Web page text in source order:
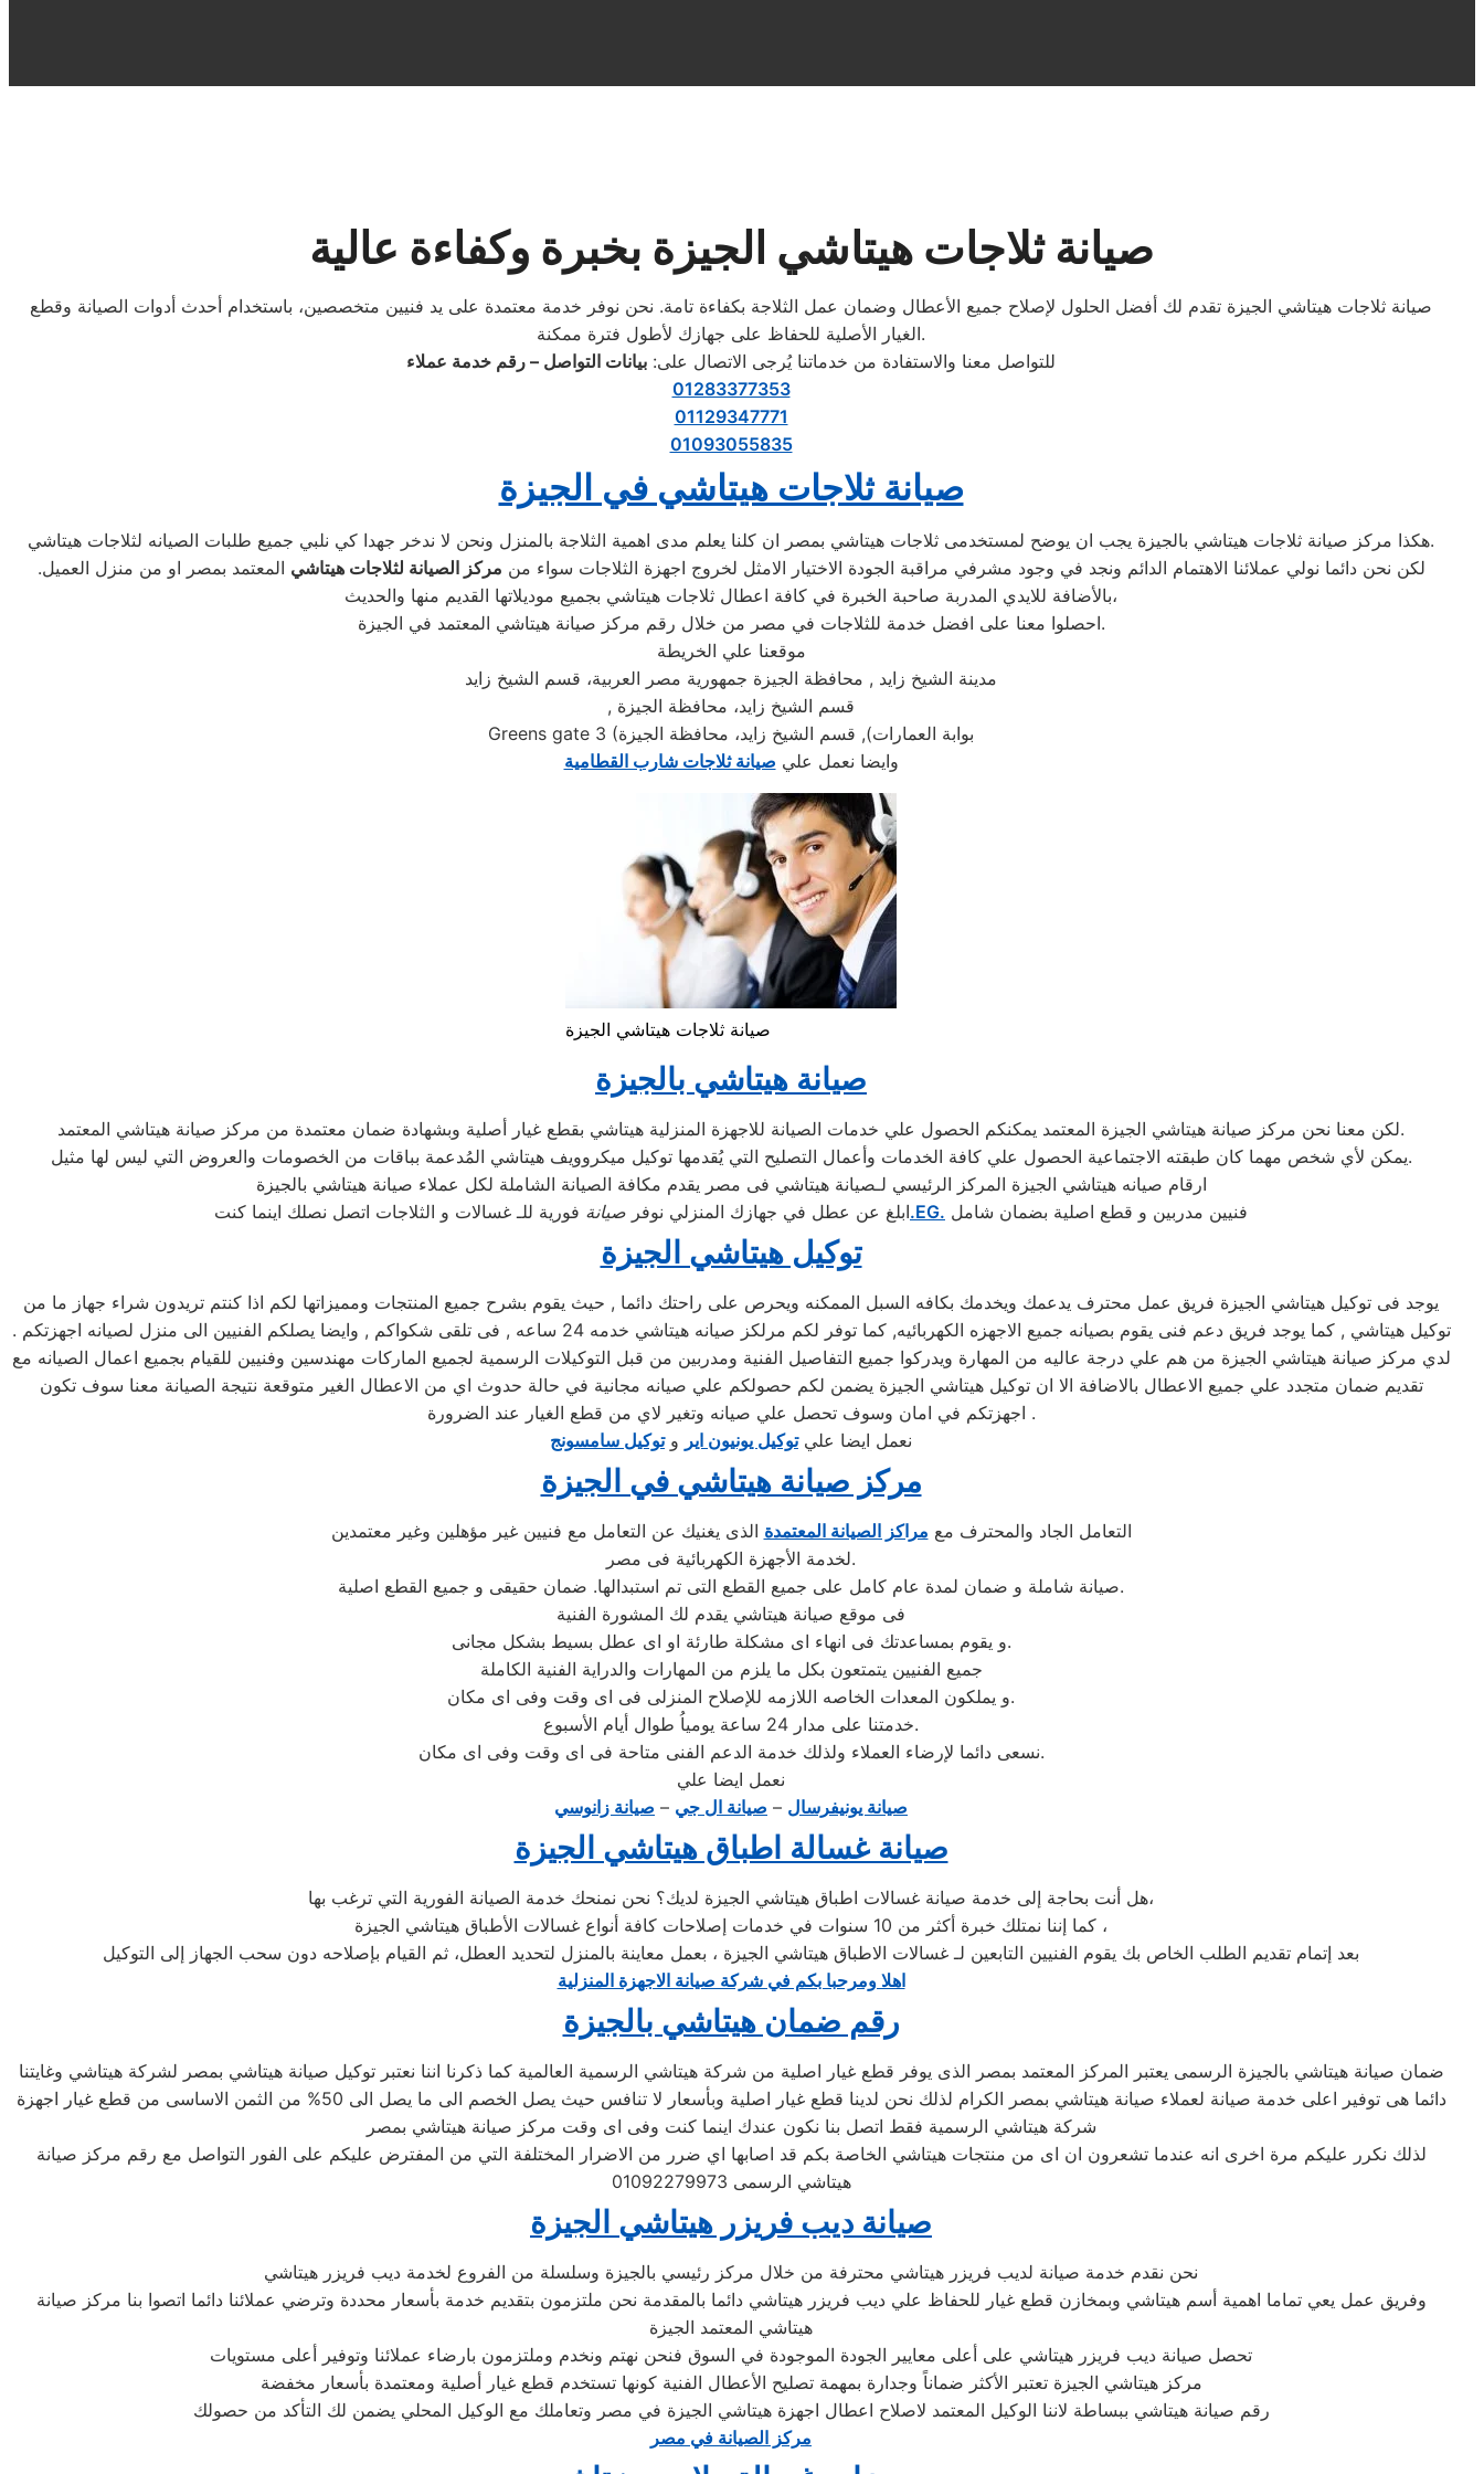
صيانة ثلاجات هيتاشي الجيزة بخبرة وكفاءة عالية
صيانة ثلاجات هيتاشي الجيزة تقدم لك أفضل الحلول لإصلاح جميع الأعطال وضمان عمل الثلاجة بكفاءة تامة. نحن نوفر خدمة معتمدة على يد فنيين متخصصين، باستخدام أحدث أدوات الصيانة وقطع
الغيار الأصلية للحفاظ على جهازك لأطول فترة ممكنة.
للتواصل معنا والاستفادة من خدماتنا يُرجى الاتصال على: بيانات التواصل – رقم خدمة عملاء
01283377353
01129347771
01093055835
صيانة ثلاجات هيتاشي في الجيزة
هكذا مركز صيانة ثلاجات هيتاشي بالجيزة يجب ان يوضح لمستخدمى ثلاجات هيتاشي بمصر ان كلنا يعلم مدى اهمية الثلاجة بالمنزل ونحن لا ندخر جهدا كي نلبي جميع طلبات الصيانه لثلاجات هيتاشي.
لكن نحن دائما نولي عملائنا الاهتمام الدائم ونجد في وجود مشرفي مراقبة الجودة الاختيار الامثل لخروج اجهزة الثلاجات سواء من مركز الصيانة لثلاجات هيتاشي المعتمد بمصر او من منزل العميل.
بالأضافة للايدي المدربة صاحبة الخبرة في كافة اعطال ثلاجات هيتاشي بجميع موديلاتها القديم منها والحديث،
احصلوا معنا على افضل خدمة للثلاجات في مصر من خلال رقم مركز صيانة هيتاشي المعتمد في الجيزة.
موقعنا علي الخريطة
مدينة الشيخ زايد , محافظة الجيزة جمهورية مصر العربية، قسم الشيخ زايد
, قسم الشيخ زايد، محافظة الجيزة
Greens gate 3 (بوابة العمارات), قسم الشيخ زايد، محافظة الجيزة
وايضا نعمل علي صيانة ثلاجات شارب القطامية
صيانة ثلاجات هيتاشي الجيزة
صيانة هيتاشي بالجيزة
لكن معنا نحن مركز صيانة هيتاشي الجيزة المعتمد يمكنكم الحصول علي خدمات الصيانة للاجهزة المنزلية هيتاشي بقطع غيار أصلية وبشهادة ضمان معتمدة من مركز صيانة هيتاشي المعتمد.
يمكن لأي شخص مهما كان طبقته الاجتماعية الحصول علي كافة الخدمات وأعمال التصليح التي يُقدمها توكيل ميكروويف هيتاشي المُدعمة بباقات من الخصومات والعروض التي ليس لها مثيل.
ارقام صيانه هيتاشي الجيزة المركز الرئيسي لـصيانة هيتاشي فى مصر يقدم مكافة الصيانة الشاملة لكل عملاء صيانة هيتاشي بالجيزة
ابلغ عن عطل في جهازك المنزلي نوفر صيانة فورية للـ غسالات و الثلاجات اتصل نصلك اينما كنت .EG. فنيين مدربين و قطع اصلية بضمان شامل
توكيل هيتاشي الجيزة
يوجد فى توكيل هيتاشي الجيزة فريق عمل محترف يدعمك ويخدمك بكافه السبل الممكنه ويحرص على راحتك دائما , حيث يقوم بشرح جميع المنتجات ومميزاتها لكم اذا كنتم تريدون شراء جهاز ما من
توكيل هيتاشي , كما يوجد فريق دعم فنى يقوم بصيانه جميع الاجهزه الكهربائيه, كما توفر لكم مرلكز صيانه هيتاشي خدمه 24 ساعه , فى تلقى شكواكم , وايضا يصلكم الفنيين الى منزل لصيانه اجهزتكم .
لدي مركز صيانة هيتاشي الجيزة من هم علي درجة عاليه من المهارة ويدركوا جميع التفاصيل الفنية ومدربين من قبل التوكيلات الرسمية لجميع الماركات مهندسين وفنيين للقيام بجميع اعمال الصيانه مع
تقديم ضمان متجدد علي جميع الاعطال بالاضافة الا ان توكيل هيتاشي الجيزة يضمن لكم حصولكم علي صيانه مجانية في حالة حدوث اي من الاعطال الغير متوقعة نتيجة الصيانة معنا سوف تكون
اجهزتكم في امان وسوف تحصل علي صيانه وتغير لاي من قطع الغيار عند الضرورة .
نعمل ايضا عليتوكيل يونيون اير وتوكيل سامسونج
مركز صيانة هيتاشي في الجيزة
التعامل الجاد والمحترف مع مراكز الصيانة المعتمدة الذى يغنيك عن التعامل مع فنيين غير مؤهلين وغير معتمدين
لخدمة الأجهزة الكهربائية فى مصر.
صيانة شاملة و ضمان لمدة عام كامل على جميع القطع التى تم استبدالها. ضمان حقيقى و جميع القطع اصلية.
فى موقع صيانة هيتاشي يقدم لك المشورة الفنية
و يقوم بمساعدتك فى انهاء اى مشكلة طارئة او اى عطل بسيط بشكل مجانى.
جميع الفنيين يتمتعون بكل ما يلزم من المهارات والدراية الفنية الكاملة
و يملكون المعدات الخاصه اللازمه للإصلاح المنزلى فى اى وقت وفى اى مكان.
خدمتنا على مدار 24 ساعة يومياُ طوال أيام الأسبوع.
نسعى دائما لإرضاء العملاء ولذلك خدمة الدعم الفنى متاحة فى اى وقت وفى اى مكان.
نعمل ايضا علي
صيانة يونيفرسال – صيانة ال جي – صيانة زانوسي
صيانة غسالة اطباق هيتاشي الجيزة
هل أنت بحاجة إلى خدمة صيانة غسالات اطباق هيتاشي الجيزة لديك؟ نحن نمنحك خدمة الصيانة الفورية التي ترغب بها،
كما إننا نمتلك خبرة أكثر من 10 سنوات في خدمات إصلاحات كافة أنواع غسالات الأطباق هيتاشي الجيزة ،
بعد إتمام تقديم الطلب الخاص بك يقوم الفنيين التابعين لـ غسالات الاطباق هيتاشي الجيزة ، بعمل معاينة بالمنزل لتحديد العطل، ثم القيام بإصلاحه دون سحب الجهاز إلى التوكيل
اهلا ومرحبا بكم في شركة صيانة الاجهزة المنزلية
رقم ضمان هيتاشي بالجيزة
ضمان صيانة هيتاشي بالجيزة الرسمى يعتبر المركز المعتمد بمصر الذى يوفر قطع غيار اصلية من شركة هيتاشي الرسمية العالمية كما ذكرنا اننا نعتبر توكيل صيانة هيتاشي بمصر لشركة هيتاشي وغايتنا
دائما هى توفير اعلى خدمة صيانة لعملاء صيانة هيتاشي بمصر الكرام لذلك نحن لدينا قطع غيار اصلية وبأسعار لا تنافس حيث يصل الخصم الى ما يصل الى 50% من الثمن الاساسى من قطع غيار اجهزة
شركة هيتاشي الرسمية فقط اتصل بنا نكون عندك اينما كنت وفى اى وقت مركز صيانة هيتاشي بمصر
لذلك نكرر عليكم مرة اخرى انه عندما تشعرون ان اى من منتجات هيتاشي الخاصة بكم قد اصابها اي ضرر من الاضرار المختلفة التي من المفترض عليكم على الفور التواصل مع رقم مركز صيانة
هيتاشي الرسمى 01092279973
صيانة ديب فريزر هيتاشي الجيزة
نحن نقدم خدمة صيانة لديب فريزر هيتاشي محترفة من خلال مركز رئيسي بالجيزة وسلسلة من الفروع لخدمة ديب فريزر هيتاشي
وفريق عمل يعي تماما اهمية أسم هيتاشي وبمخازن قطع غيار للحفاظ علي ديب فريزر هيتاشي دائما بالمقدمة نحن ملتزمون بتقديم خدمة بأسعار محددة وترضي عملائنا دائما اتصوا بنا مركز صيانة
هيتاشي المعتمد الجيزة
تحصل صيانة ديب فريزر هيتاشي على أعلى معايير الجودة الموجودة في السوق فنحن نهتم ونخدم وملتزمون بارضاء عملائنا وتوفير أعلى مستويات
مركز هيتاشي الجيزة تعتبر الأكثر ضماناً وجدارة بمهمة تصليح الأعطال الفنية كونها تستخدم قطع غيار أصلية ومعتمدة بأسعار مخفضة
رقم صيانة هيتاشي ببساطة لاننا الوكيل المعتمد لاصلاح اعطال اجهزة هيتاشي الجيزة في مصر وتعاملك مع الوكيل المحلي يضمن لك التأكد من حصولك
مركز الصيانة في مصر